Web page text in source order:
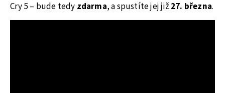
Cry 5 – bude tedy zdarma, a spustíte jej již 27. března.